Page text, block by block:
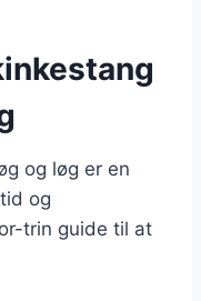
og løg er en
og
trin guide til at